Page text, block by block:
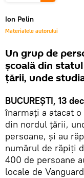
Ion Pelin
Materialele autorului
Un grup de
școală din
țării, unde
BUCUREȘTI, 13
înarmați a atacat
din nordul țării,
persoane, și au
numărul de răpiți
400 de persoane
locale de